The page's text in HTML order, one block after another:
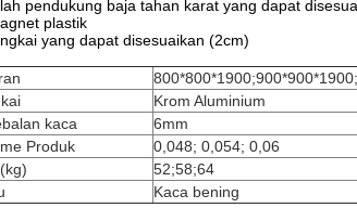
pendukung baja tahan karat yang dapat
plastik
yang dapat disesuaikan (2cm)
Krom Aluminium
kaca
6mm
Produk
0,048; 0,054; 0,06
52;58;64
Kaca bening